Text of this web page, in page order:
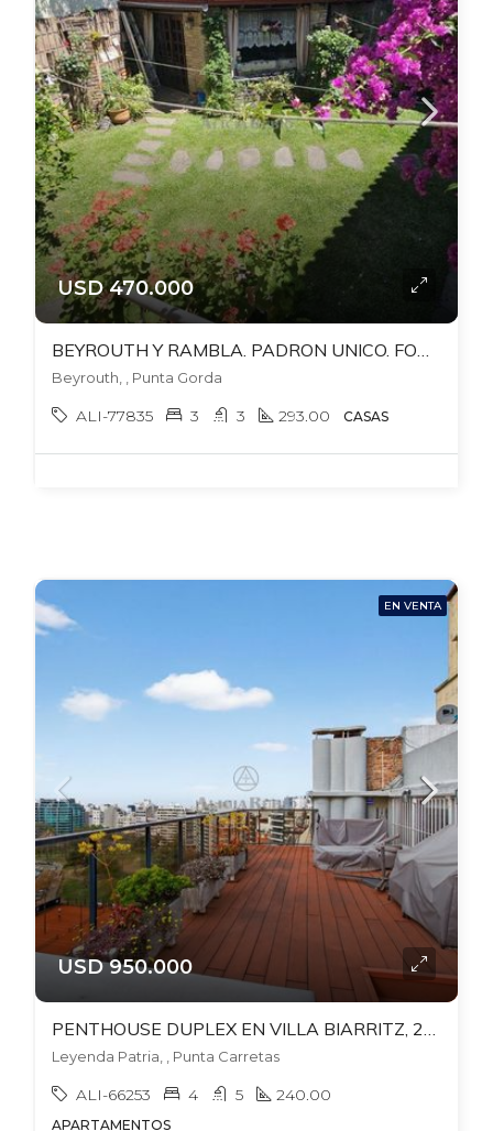
USD 470.000
Beyrouth, , Punta Gorda
ALI-77835 3 3 293.00 CASAS
EN VENTA
USD 950.000
Leyenda Patria, , Punta Carretas
ALI-66253 4 5 240.00
APARTAMENTOS